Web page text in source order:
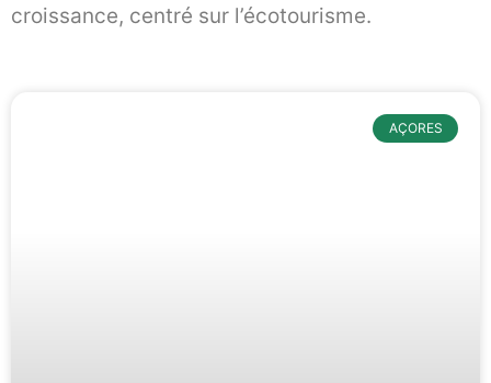
croissance, centré sur l’écotourisme.
AÇORES